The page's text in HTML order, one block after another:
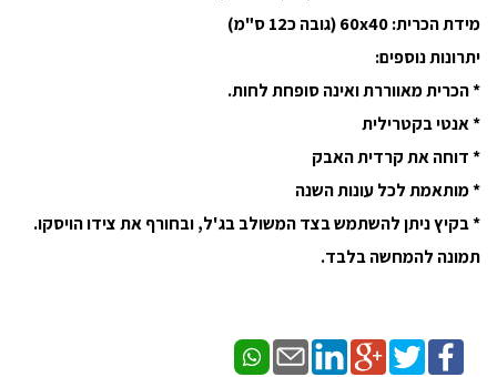
מידת הכרית: 60x40 (גובה כ12 ס"מ)
יתרונות נוספים:
* הכרית מאווררת ואינה סופחת לחות.
* אנטי בקטרילית
* דוחה את קרדית האבק
* מותאמת לכל עונות השנה
* בקיץ ניתן להשתמש בצד המשולב בג'ל, ובחורף את צידו הויסקו.
תמונה להמחשה בלבד.